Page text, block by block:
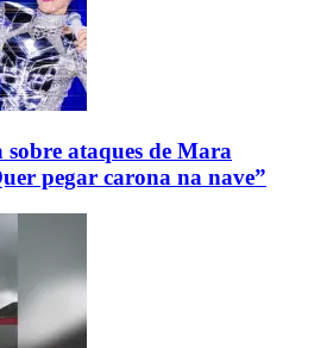
sobre ataques de Mara
pegar carona na nave”